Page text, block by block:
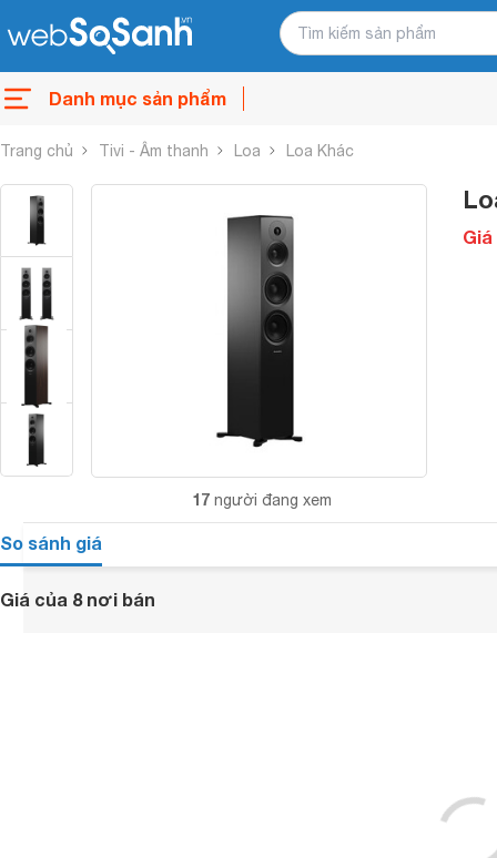
Danh mục sản phẩm
Trang chủ Tivi - Âm thanh Loa Loa Khác
17 người đang xem
Giá
So sánh giá
Giá của 8 nơi bán